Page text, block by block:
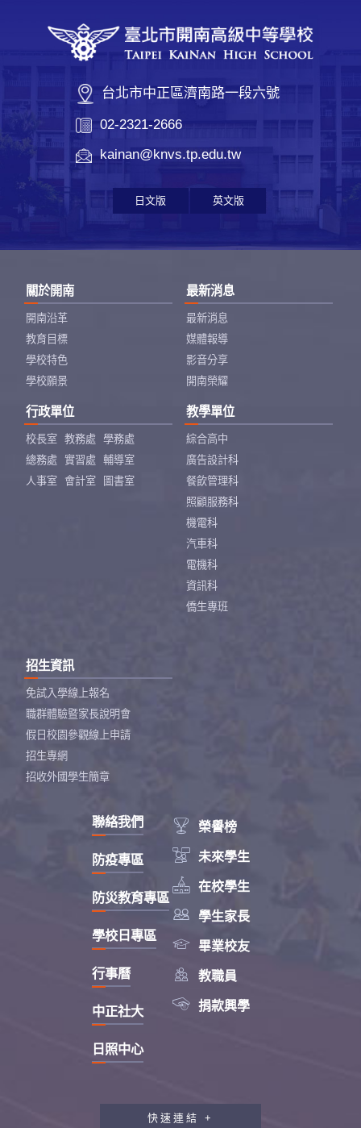
台北市中正區濟南路一段六號
02-2321-2666
kainan@knvs.tp.edu.tw
日文版 英文版
關於開南
開南沿革
教育目標
學校特色
學校願景
最新消息
最新消息
媒體報導
影音分享
開南榮耀
行政單位
校長室 教務處
學務處
總務處
實習處
輔導室
人事室
會計室 圖書室
教學單位
綜合高中
廣告設計科
餐飲管理科
照顧服務科
機電科
汽車科
電機科
資訊科
僑生專班
招生資訊
免試入學線上報名
職群體驗暨家長說明會
假日校園參觀線上申請
招生專網
招收外國學生簡章
 榮譽榜
 未來學生
 在校學生
 學生家長
 畢業校友
 教職員
 捐款興學
聯絡我們
防疫專區
防災教育專區
學校日專區
行事曆
中正社大
日照中心
快速連結 +
教職員工研習專區